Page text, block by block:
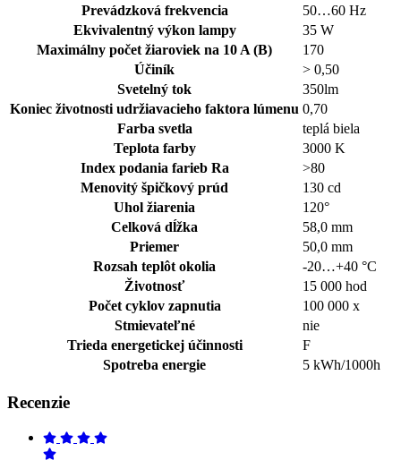
Prevádzková frekvencia
50…60 Hz
Ekvivalentný výkon lampy
35 W
Maximálny počet žiaroviek na 10 A (B)
170
Účiník
> 0,50
Svetelný tok
350lm
Koniec životnosti udržiavacieho faktora lúmenu 0,70
Farba svetla
teplá biela
Teplota farby
3000 K
Index podania farieb Ra
>80
Menovitý špičkový prúd
130 cd
Uhol žiarenia
120°
Celková dĺžka
58,0 mm
Priemer
50,0 mm
Rozsah teplôt okolia
-20…+40 °C
Životnosť
15 000 hod
Počet cyklov zapnutia
100 000 x
Stmievateľné
nie
Trieda energetickej účinnosti
F
Spotreba energie
5 kWh/1000h
Recenzie